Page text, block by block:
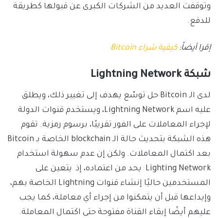
وتوقفت العديد من الشركات الكبرى عن قبولها كطريقة
للدفع.
إقرا أيضاً:كيفية شراء Bitcoin
شبكة Lightning Network
لدى الـ Bitcoin حل توسّع يهدف إلى تغيير ذلك، ويطلق
عليه اسم Lightning Network، ويستخدم قنوات الدولة
لإجراء المعاملات على الفور تقريبًا، برسوم رمزية. تقوم
هذه الشبكة بتحديث حالة الـ blockchain الخاصة بـ Bitcoin
بعد اكتمال المعاملات. ولكن إن عدم سهولة استخدام
Lighting Network يحد من اعتماده، إذ يتعين على
المستخدمين حاليًا إنشاء قنوات Lightning الخاصة بهم،
وإيداعها قبل أن يتمكنوا من إجراء أي معاملة، كما يجب
عليهم أيضًا إبقاء القناة مفتوحة حتى اكتمال المعاملة.